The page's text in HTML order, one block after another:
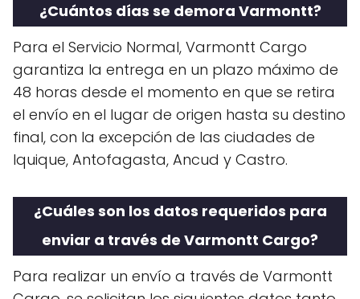
¿Cuántos días se demora Varmontt?
Para el Servicio Normal, Varmontt Cargo
garantiza la entrega en un plazo máximo de
48 horas desde el momento en que se retira
el envío en el lugar de origen hasta su destino
final, con la excepción de las ciudades de
Iquique, Antofagasta, Ancud y Castro.
¿Cuáles son los datos requeridos para
enviar a través de Varmontt Cargo?
Para realizar un envío a través de Varmontt